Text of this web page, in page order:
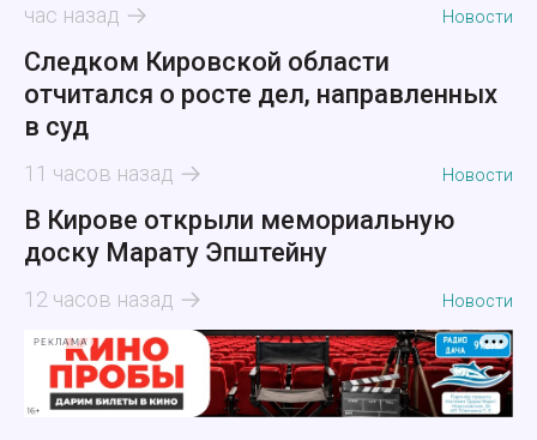
час назад Новости
Следком Кировской области
отчитался о росте дел, направленных
в суд
11 часов назад Новости
В Кирове открыли мемориальную
доску Марату Эпштейну
12 часов назад Новости
РЕКЛАМА